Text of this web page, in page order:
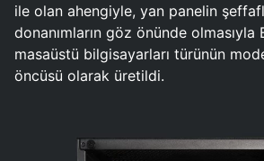
ile olan ahengiyle, yan panelin
donanımların göz önünde
masaüstü bilgisayarları türünün
öncüsü olarak üretildi.